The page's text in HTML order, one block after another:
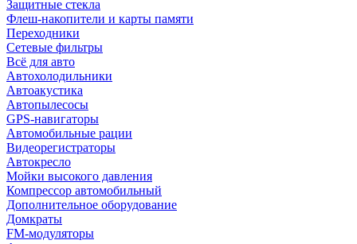
Защитные стекла
Флеш-накопители и карты памяти
Переходники
Сетевые фильтры
Всё для авто
Автохолодильники
Автоакустика
Автопылесосы
GPS-навигаторы
Автомобильные рации
Видеорегистраторы
Автокресло
Мойки высокого давления
Компрессор автомобильный
Дополнительное оборудование
Домкраты
FM-модуляторы